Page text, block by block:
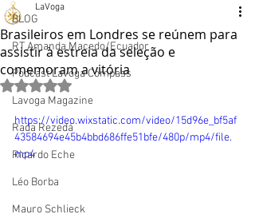
BLOG
RT Amanda Macedo/Ecuador
Podcast Lavoga Compass
Lavoga Magazine
Rada Rezedá
Ricardo Eche
Léo Borba
Mauro Schlieck
Brasileiros em Londres se reúnem para
assistir à estreia da seleção e
comemoram a vitória
LaVoga
Avaliado com NaN de 5 estrelas.
https://video.wixstatic.com/video/15d96e_bf5af
43584694e45b4bbd686ffe51bfe/480p/mp4/file.
mp4